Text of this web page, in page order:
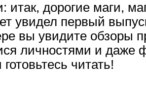
итак, дорогие маги,
увидел первый
вы увидите обзоры
личностями и даже
читать!